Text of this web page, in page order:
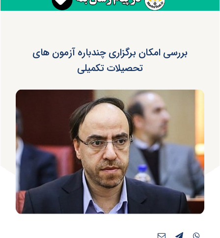
بررسی امکان برگزاری چندباره آزمون های
تحصیلات تکمیلی